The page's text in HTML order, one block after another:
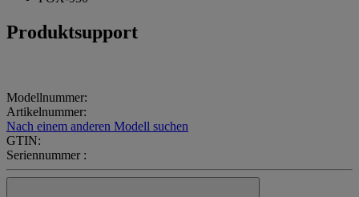
Produktsupport
Modellnummer:
Artikelnummer:
Nach einem anderen Modell suchen
GTIN:
Seriennummer :